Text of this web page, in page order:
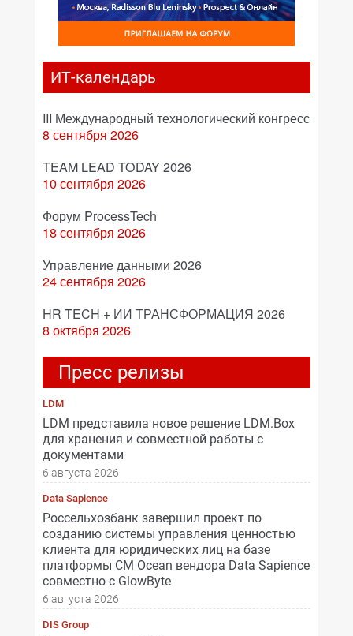
ИТ-календарь
III Международный технологический конгресс
8 сентября 2026
TEAM LEAD TODAY 2026
10 сентября 2026
Форум ProcessTech
18 сентября 2026
Управление данными 2026
24 сентября 2026
HR TECH + ИИ ТРАНСФОРМАЦИЯ 2026
8 октября 2026
Пресс релизы
LDM
LDM представила новое решение LDM.Box
для хранения и совместной работы с
документами
6 августа 2026
Data Sapience
Россельхозбанк завершил проект по
созданию системы управления ценностью
клиента для юридических лиц на базе
платформы CM Ocean вендора Data Sapience
совместно с GlowByte
6 августа 2026
DIS Group